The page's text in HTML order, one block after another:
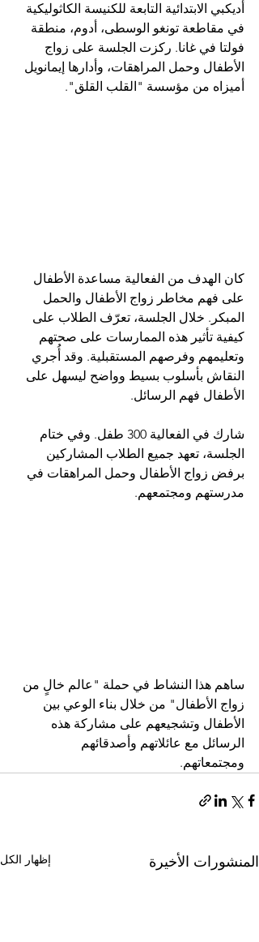
أديكبي الابتدائية التابعة للكنيسة الكاثوليكية
في مقاطعة تونغو الوسطى، أدوم، منطقة
فولتا في غانا. ركزت الجلسة على زواج
الأطفال وحمل المراهقات، وأدارها إيمانويل
أميزاه من مؤسسة "القلب القلق".
كان الهدف من الفعالية مساعدة الأطفال
على فهم مخاطر زواج الأطفال والحمل
المبكر. خلال الجلسة، تعرّف الطلاب على
كيفية تأثير هذه الممارسات على صحتهم
وتعليمهم وفرصهم المستقبلية. وقد أُجري
النقاش بأسلوب بسيط وواضح ليسهل على
الأطفال فهم الرسائل.
شارك في الفعالية 300 طفل. وفي ختام
الجلسة، تعهد جميع الطلاب المشاركين
برفض زواج الأطفال وحمل المراهقات في
مدرستهم ومجتمعهم.
ساهم هذا النشاط في حملة "عالم خالٍ من
زواج الأطفال" من خلال بناء الوعي بين
الأطفال وتشجيعهم على مشاركة هذه
الرسائل مع عائلاتهم وأصدقائهم
ومجتمعاتهم.
المنشورات الأخيرة إظهار الكل